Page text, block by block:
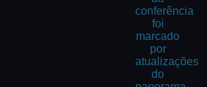
conferência
foi
marcado
por
atualizações
do